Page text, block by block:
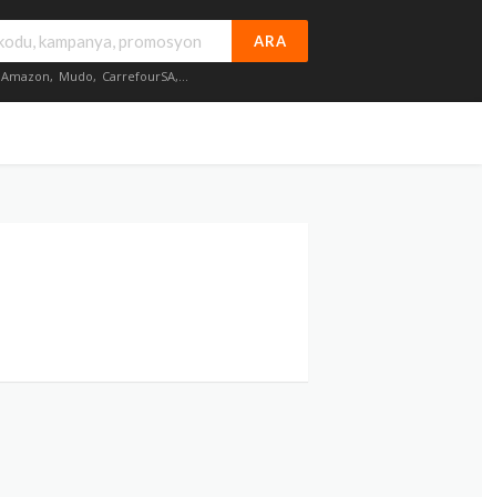
ARA
Amazon, Mudo, CarrefourSA,...